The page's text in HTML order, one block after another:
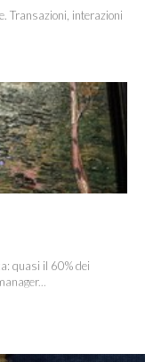
Transazioni, interazioni
quasi il 60% dei